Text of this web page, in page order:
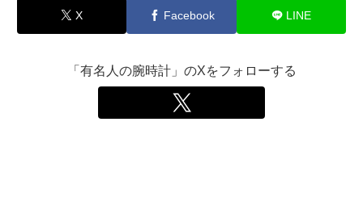
X Facebook LINE
「有名人の腕時計」のXをフォローする